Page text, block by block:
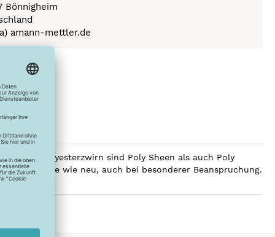
Bönnigheim
amann-mettler.de
Polyesterzwirn sind Poly Sheen als auch Poly
über Jahre wie neu, auch bei besonderer Beanspruchung.